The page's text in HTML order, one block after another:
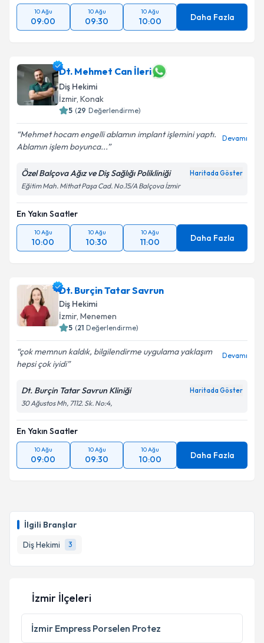
İlgili Branşlar
Diş Hekimi
3
10 Ağu
09:00
10 Ağu
09:30
10 Ağu
10:00 Daha Fazla
Dt. Mehmet Can İleri
Diş Hekimi
İzmir, Konak
5 (29 Değerlendirme)
Mehmet hocam engelli ablamın implant işlemini yaptı.
Ablamın işlem boyunca...
Devamı
Özel Balçova Ağız ve Diş Sağlığı Polikliniği Haritada Göster
Eğitim Mah. Mithat Paşa Cad. No.15/A Balçova İzmir
En Yakın Saatler
10 Ağu
10:00
10 Ağu
10:30
10 Ağu
11:00 Daha Fazla
Dt. Burçin Tatar Savrun
Diş Hekimi
İzmir, Menemen
5 (21 Değerlendirme)
çok memnun kaldık, bilgilendirme uygulama yaklaşım
hepsi çok iyidi
Devamı
Dt. Burçin Tatar Savrun Kliniği Haritada Göster
30 Ağustos Mh, 7112. Sk. No:4,
En Yakın Saatler
10 Ağu
09:00
10 Ağu
09:30
10 Ağu
10:00 Daha Fazla
İzmir İlçeleri
İzmir Empress Porselen Protez